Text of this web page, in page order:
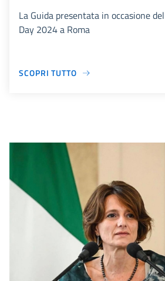
La Guida presentata in occasione
Day 2024 a Roma
SCOPRI TUTTO